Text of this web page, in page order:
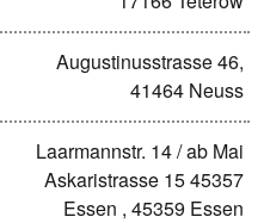
Augustinusstrasse 46,
41464 Neuss
Laarmannstr. 14 / ab Mai
Askaristrasse 15 45357
Essen , 45359 Essen